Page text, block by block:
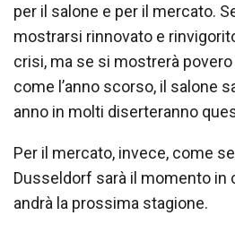
per il salone e per il mercato.
mostrarsi rinnovato e
crisi, ma se si mostrerà povero
come l’anno scorso, il salone
anno in molti diserteranno
Per il mercato, invece, come
Dusseldorf sarà il momento in
andrà la prossima stagione.